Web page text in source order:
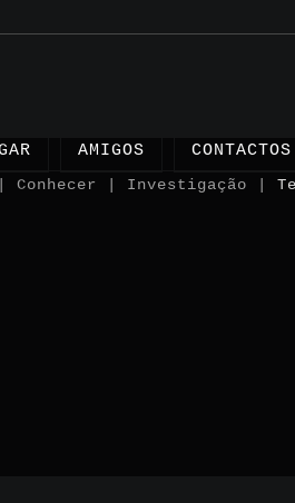
AMIGOS CONTACTOS
Conhecer | Investigação |